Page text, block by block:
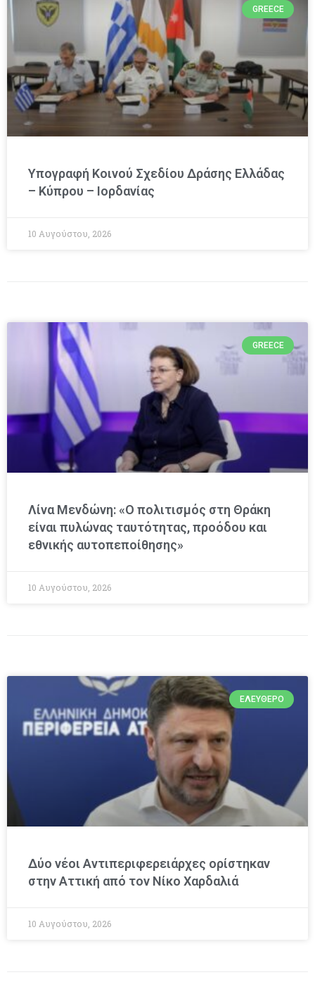
GREECE
Υπογραφή Κοινού Σχεδίου Δράσης Ελλάδας
– Κύπρου – Ιορδανίας
10 Αυγούστου, 2026
GREECE
Λίνα Μενδώνη: «Ο πολιτισμός στη Θράκη
είναι πυλώνας ταυτότητας, προόδου και
εθνικής αυτοπεποίθησης»
10 Αυγούστου, 2026
ΕΛΕΎΘΕΡΟ
Δύο νέοι Αντιπεριφερειάρχες ορίστηκαν
στην Αττική από τον Νίκο Χαρδαλιά
10 Αυγούστου, 2026